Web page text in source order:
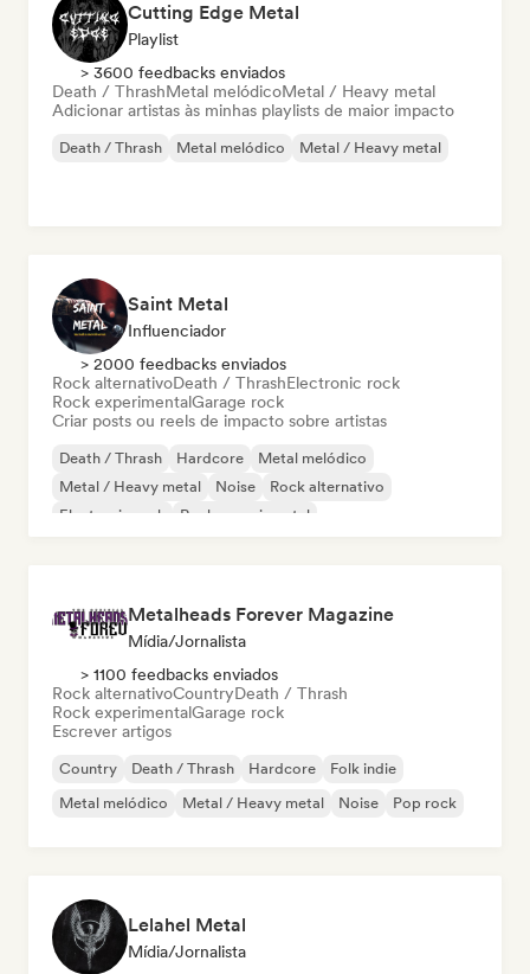
Cutting Edge Metal
Playlist
> 3600 feedbacks enviados
Death / ThrashMetal melódicoMetal / Heavy metal
Adicionar artistas às minhas playlists de maior impacto
Death / Thrash Metal melódico Metal / Heavy metal
Saint Metal
Influenciador
> 2000 feedbacks enviados
Rock alternativoDeath / ThrashElectronic rock
Rock experimentalGarage rock
Criar posts ou reels de impacto sobre artistas
Death / Thrash Hardcore
Metal melódico
Metal / Heavy metal
Noise
Rock alternativo
Electronic rock
Rock experimental
Metalheads Forever Magazine
Mídia/Jornalista
> 1100 feedbacks enviados
Rock alternativoCountryDeath / Thrash
Rock experimentalGarage rock
Escrever artigos
Country Death / Thrash Hardcore
Folk indie
Metal melódico
Metal / Heavy metal Noise Pop rock
Lelahel Metal
Mídia/Jornalista